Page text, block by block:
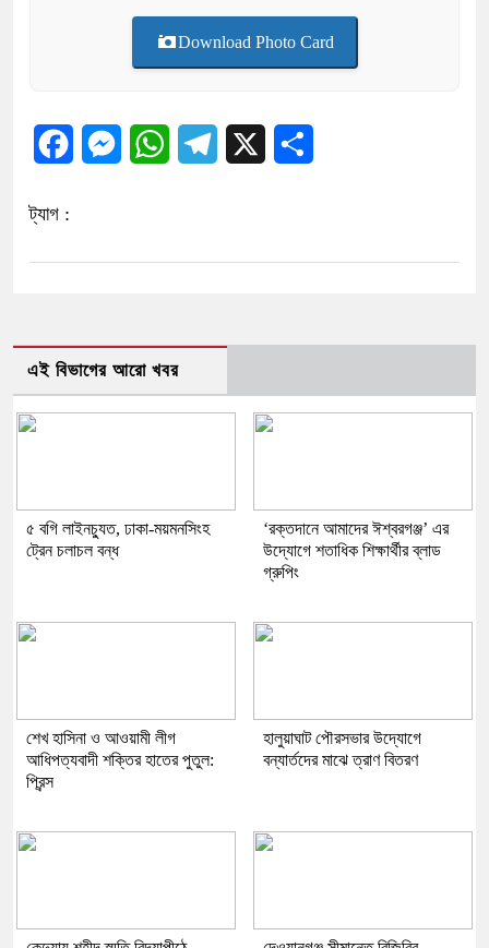
Download Photo Card
FacebookMessengerWhatsAppTelegram
ট্যাগ :
এই বিভাগের আরো খবর
৫ বগি লাইনচ্যুত, ঢাকা-ময়মনসিংহ
ট্রেন চলাচল বন্ধ
‘রক্তদানে আমাদের ঈশ্বরগঞ্জ’ এর
উদ্যোগে শতাধিক শিক্ষার্থীর ব্লাড
গ্রুপিং
শেখ হাসিনা ও আওয়ামী লীগ
আধিপত্যবাদী শক্তির হাতের পুতুল:
প্রিন্স
হালুয়াঘাট পৌরসভার উদ্যোগে
বন্যার্তদের মাঝে ত্রাণ বিতরণ